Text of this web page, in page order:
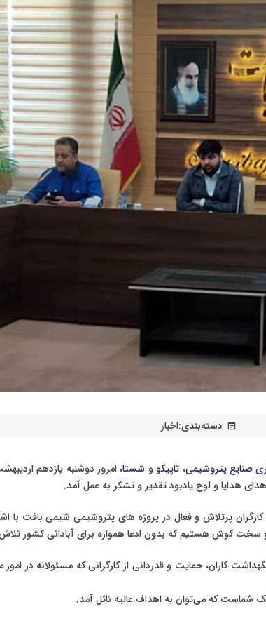
wysiwyg دسته‌بندی:اخبار
صنایع پتروشیمی، تاپیکو و شستا، امروز دوشنبه یازدهم
هدایا و لوح یادبود تقدیر و تشکر به عمل آمد.
پرتلاش و فعال در پروژ‌ه های پتروشیمی شیمی بافت با
کوش هستیم که بدون ادعا همواره برای آبادانی کشور
کاران، حمایت و قدردانی از کارگرانی که مسئولانه در امور
شماست که می‌توان به اهداف عالیه نائل آمد.